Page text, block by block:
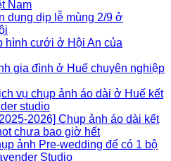
Nam
dung dịp lễ mùng 2/9 ở
hình cưới ở Hội An của
gia đình ở Huế chuyên nghiệp
vụ chụp ảnh áo dài ở Huế kết
studio
2026] Chụp ảnh áo dài kết
chưa bao giờ hết
ảnh Pre-wedding để có 1 bộ
Studio